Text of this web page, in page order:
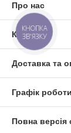
Про нас
Контакти
Доставка та
Графік роботи
Повна версія
КНОПКА
ЗВ'ЯЗКУ